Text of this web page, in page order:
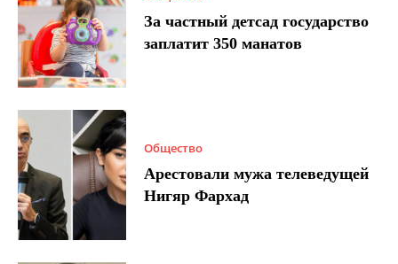
За частный детсад государство
заплатит 350 манатов
Общество
Арестовали мужа телеведущей
Нигяр Фархад